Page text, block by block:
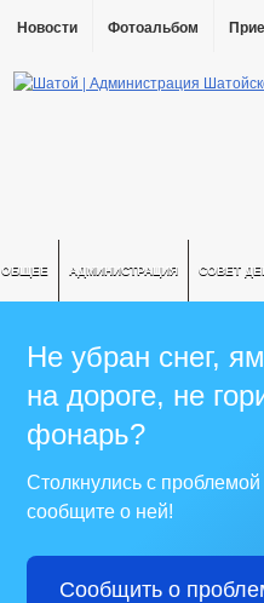
Новости Фотоальбом
ОБЩЕЕ АДМИНИСТРАЦИЯ СОВЕТ
Не убран снег,
на дороге, не
фонарь?
Столкнулись с
сообщите о ней!
Сообщить о